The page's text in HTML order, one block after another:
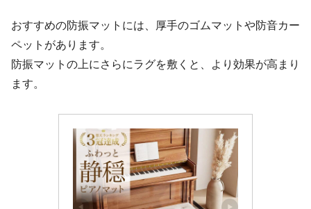
おすすめの防振マットには、厚手のゴムマットや防音カー
ペットがあります。
防振マットの上にさらにラグを敷くと、より効果が高まり
ます。